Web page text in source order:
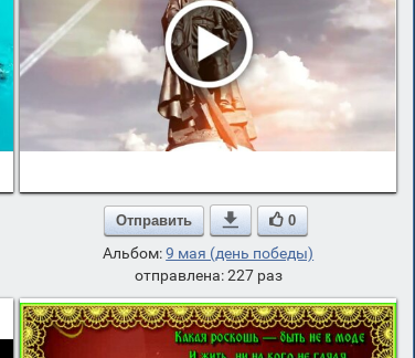
Отправить  0
Альбом:9 мая (день победы)
отправлена: 227 раз